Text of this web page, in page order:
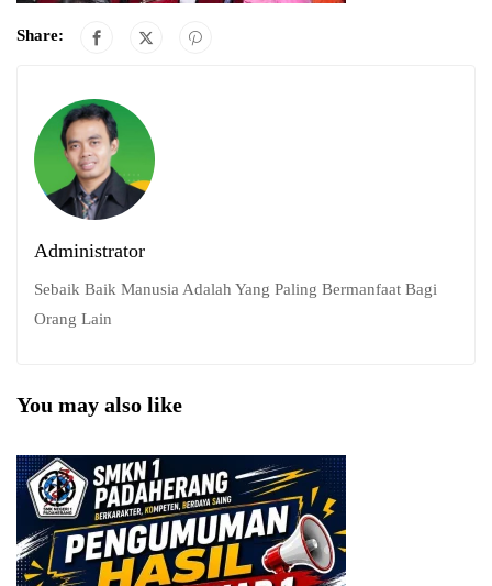
Share:
Administrator
Sebaik Baik Manusia Adalah Yang Paling Bermanfaat Bagi
Orang Lain
You may also like